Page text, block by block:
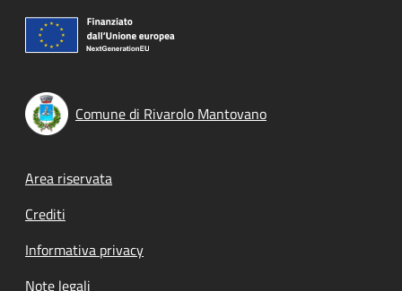
Comune di Rivarolo Mantovano
Footer menu
Area riservata
Crediti
Informativa privacy
Note legali